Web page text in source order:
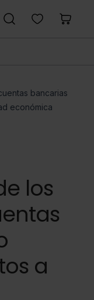
bancarias
económica
los
a